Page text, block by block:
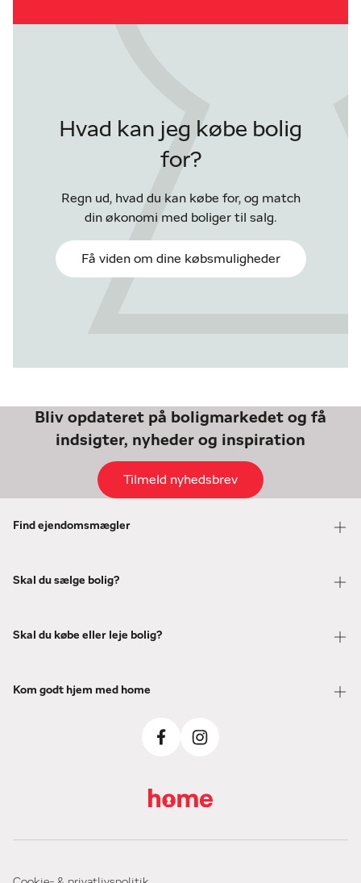
Hvad kan jeg købe bolig
for?
Regn ud, hvad du kan købe for, og match
din økonomi med boliger til salg.
Få viden om dine købsmuligheder
Bliv opdateret på boligmarkedet og få
indsigter, nyheder og inspiration
Tilmeld nyhedsbrev
Find ejendomsmægler
Skal du sælge bolig?
Skal du købe eller leje bolig?
Kom godt hjem med home